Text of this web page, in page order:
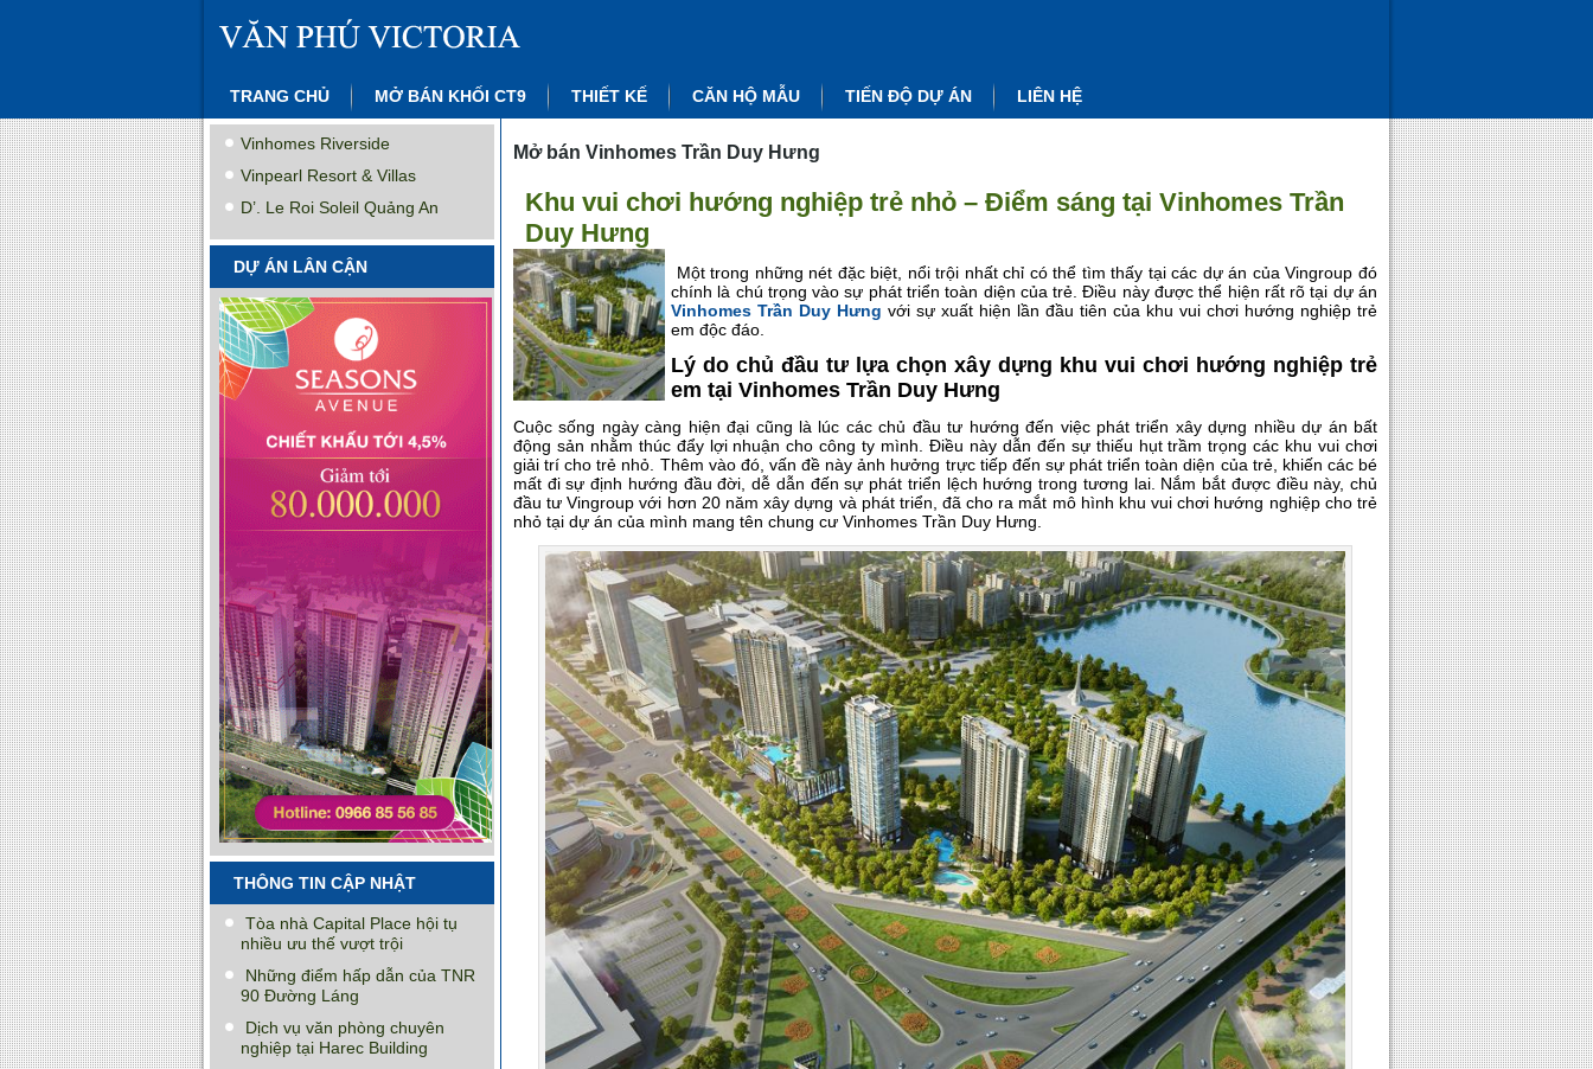
TRANG CHỦ MỞ BÁN KHỐI CT9 THIẾT KẾ CĂN HỘ MẪU TIẾN ĐỘ DỰ ÁN LIÊN HỆ
Vinhomes Riverside
Vinpearl Resort & Villas
D’. Le Roi Soleil Quảng An
DỰ ÁN LÂN CẬN
THÔNG TIN CẬP NHẬT
Tòa nhà Capital Place hội tụ
nhiều ưu thế vượt trội
Những điểm hấp dẫn của TNR
90 Đường Láng
Dịch vụ văn phòng chuyên
nghiệp tại Harec Building
Mở bán Vinhomes Trần Duy Hưng
Khu vui chơi hướng nghiệp trẻ nhỏ – Điểm sáng tại Vinhomes Trần
Duy Hưng
Một trong những nét đặc biệt, nổi trội nhất chỉ có thể tìm thấy tại các dự án của Vingroup đó
chính là chú trọng vào sự phát triển toàn diện của trẻ. Điều này được thể hiện rất rõ tại dự án
Vinhomes Trần Duy Hưng với sự xuất hiện lần đầu tiên của khu vui chơi hướng nghiệp trẻ
em độc đáo.
Lý do chủ đầu tư lựa chọn xây dựng khu vui chơi hướng nghiệp trẻ
em tại Vinhomes Trần Duy Hưng
Cuộc sống ngày càng hiện đại cũng là lúc các chủ đầu tư hướng đến việc phát triển xây dựng nhiều dự án bất
động sản nhằm thúc đẩy lợi nhuận cho công ty mình. Điều này dẫn đến sự thiếu hụt trầm trọng các khu vui chơi
giải trí cho trẻ nhỏ. Thêm vào đó, vấn đề này ảnh hưởng trực tiếp đến sự phát triển toàn diện của trẻ, khiến các bé
mất đi sự định hướng đầu đời, dễ dẫn đến sự phát triển lệch hướng trong tương lai. Nắm bắt được điều này, chủ
đầu tư Vingroup với hơn 20 năm xây dựng và phát triển, đã cho ra mắt mô hình khu vui chơi hướng nghiệp cho trẻ
nhỏ tại dự án của mình mang tên chung cư Vinhomes Trần Duy Hưng.